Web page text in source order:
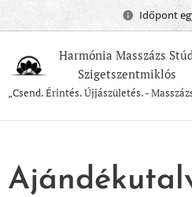
Időpont
Harmónia Masszázs
Szigetszentmiklós
„Csend. Érintés. Újjászületés. -